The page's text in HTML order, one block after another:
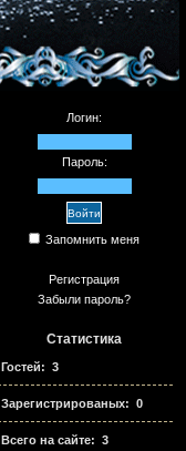
Логин:
Пароль:
Запомнить меня
Регистрация
Забыли пароль?
Статистика
Гостей: 3
Зарегистрированых: 0
Всего на сайте: 3